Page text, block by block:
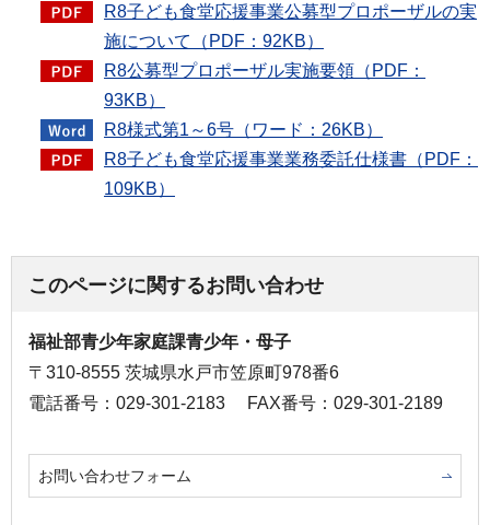
R8子ども食堂応援事業公募型プロポーザルの実
施について（PDF：92KB）
R8公募型プロポーザル実施要領（PDF：
93KB）
R8様式第1～6号（ワード：26KB）
R8子ども食堂応援事業業務委託仕様書（PDF：
109KB）
このページに関するお問い合わせ
福祉部青少年家庭課青少年・母子
〒310-8555 茨城県水戸市笠原町978番6
電話番号：029-301-2183
FAX番号：029-301-2189
お問い合わせフォーム